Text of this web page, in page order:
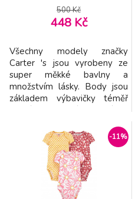
500 Kč
448 Kč
Všechny modely značky
Carter 's jsou vyrobeny ze
super měkké bavlny a
množstvím lásky. Body jsou
základem výbavičky téměř
velmi pohodlné na nošení a v
trendy barvách. Vlastnoti: - 5
ks v balení - body má
překryté ramena tzv.
obálkový výstřih - body mají
zpevněný výstřih, aby bez
-11%